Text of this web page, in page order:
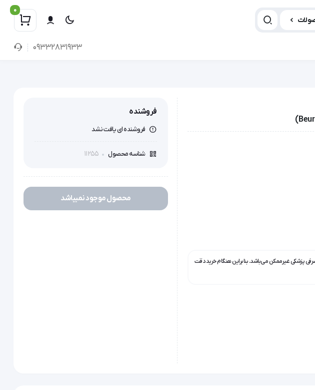
0
09332831933
پزشکی غیرممکن می‌باشد. بنابراین هنگام خرید دقت
فروشنده
فروشنده ای یافت نشد
شناسه محصول 11255
محصول موجود نمیباشد